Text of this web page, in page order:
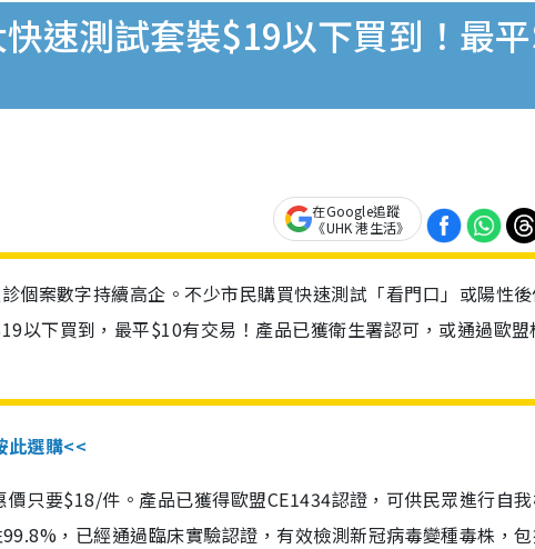
快速測試套裝$19以下買到！最
在Google追蹤
《UHK 港生活》
個案數字持續高企。不少市民購買快速測試「看門口」或陽性
以下買到，最平$10有交易！產品已獲衛生署認可，或通過歐盟
此選購<<
只要$18/件。產品已獲得歐盟CE1434認證，可供民眾進行自
，已經通過臨床實驗認證，有效檢測新冠病毒變種毒株，